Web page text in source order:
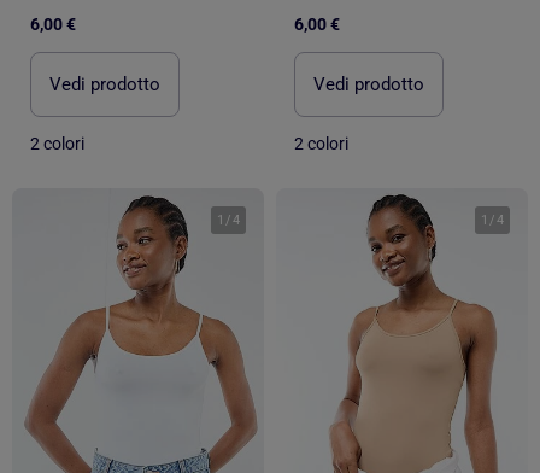
6,00 €
Vedi prodotto
2 colori
6,00 €
Vedi prodotto
2 colori
1 /4 1 /4